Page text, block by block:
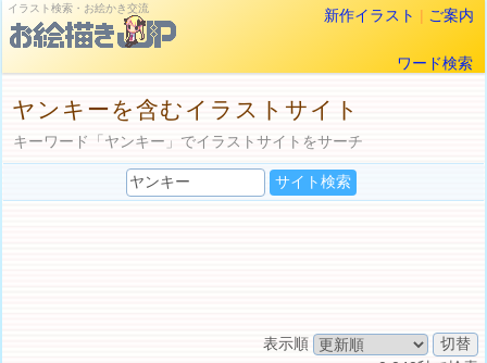
イラスト検索・お絵かき交流 新作イラスト | ご案内
ワード検索
ヤンキーを含むイラストサイト
キーワード「ヤンキー」でイラストサイトをサーチ
表示順